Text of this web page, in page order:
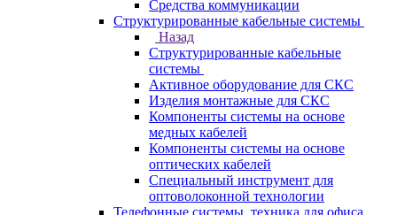
Средства коммуникации
Структурированные кабельные системы
Назад
Структурированные кабельные
системы
Активное оборудование для СКС
Изделия монтажные для СКС
Компоненты системы на основе
медных кабелей
Компоненты системы на основе
оптических кабелей
Специальный инструмент для
оптоволоконной технологии
Телефонные системы, техника для офиса